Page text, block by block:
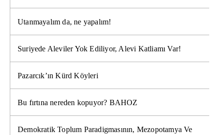
Utanmayalım da, ne yapalım!
Suriyede Aleviler Yok Ediliyor, Alevi Katliamı Var!
Pazarcık’ın Kürd Köyleri
Bu fırtına nereden kopuyor? BAHOZ
Demokratik Toplum Paradigmasının, Mezopotamya Ve